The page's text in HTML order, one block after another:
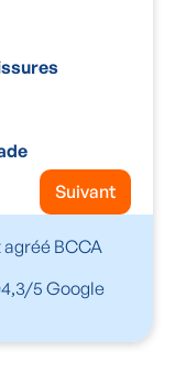
Suivant
BCCA
4,3/5 Google